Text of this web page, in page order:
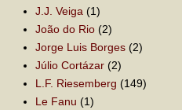
J.J. Veiga (1)
João do Rio (2)
Jorge Luis Borges (2)
Júlio Cortázar (2)
L.F. Riesemberg (149)
Le Fanu (1)